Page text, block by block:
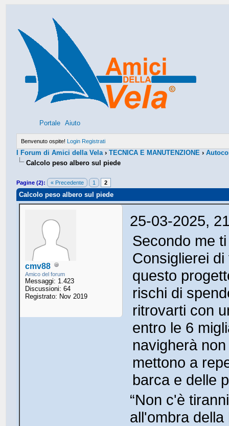
Portale Aiuto
Benvenuto ospite! Login Registrati
I Forum di Amici della Vela›TECNICA E MANUTENZIONE ›
Calcolo peso albero sul piede
Pagine (2): « Precedente 1 2
Calcolo peso albero sul piede
cmv88
Amico del forum
Messaggi: 1.423
Discussioni: 64
Registrato: Nov 2019
25-03-2025,
Secondo me
Consiglierei
questo
rischi di
ritrovarti con
entro le 6
navigherà
mettono a
barca e delle
“Non c'è
all'ombra della